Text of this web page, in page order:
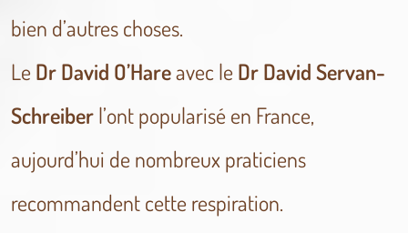
bien d’autres choses.
Le Dr David O’Hareavec le Dr David Servan-
Schreiberl’ont popularisé en France,
aujourd’hui de nombreux praticiens
recommandent cette respiration.